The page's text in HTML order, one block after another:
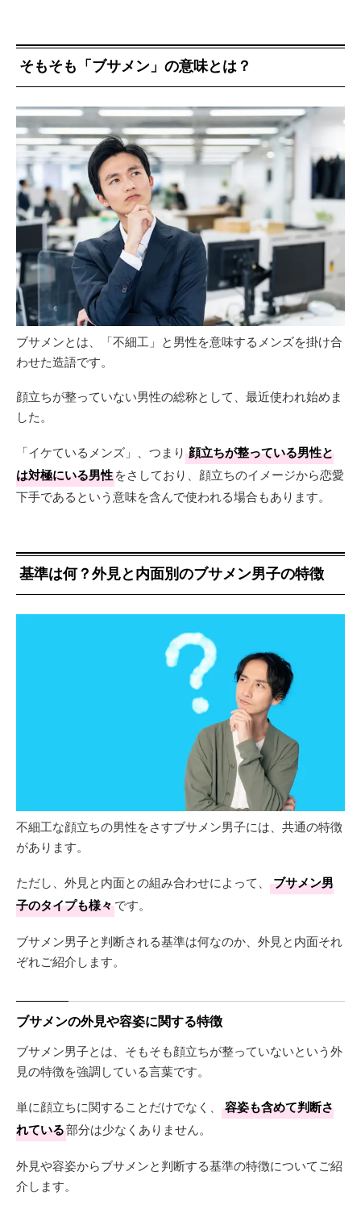
そもそも「ブサメン」の意味とは？
ブサメンとは、「不細工」と男性を意味するメンズを掛け合
わせた造語です。
顔立ちが整っていない男性の総称として、最近使われ始めま
した。
「イケているメンズ」、つまり 顔立ちが整っている男性と
は対極にいる男性をさしており、顔立ちのイメージから恋愛
下手であるという意味を含んで使われる場合もあります。
基準は何？外見と内面別のブサメン男子の特徴
不細工な顔立ちの男性をさすブサメン男子には、共通の特徴
があります。
ただし、外見と内面との組み合わせによって、
ブサメン男
子のタイプも様々です。
ブサメン男子と判断される基準は何なのか、外見と内面それ
ぞれご紹介します。
ブサメンの外見や容姿に関する特徴
ブサメン男子とは、そもそも顔立ちが整っていないという外
見の特徴を強調している言葉です。
単に顔立ちに関することだけでなく、
容姿も含めて判断さ
れている部分は少なくありません。
外見や容姿からブサメンと判断する基準の特徴についてご紹
介します。